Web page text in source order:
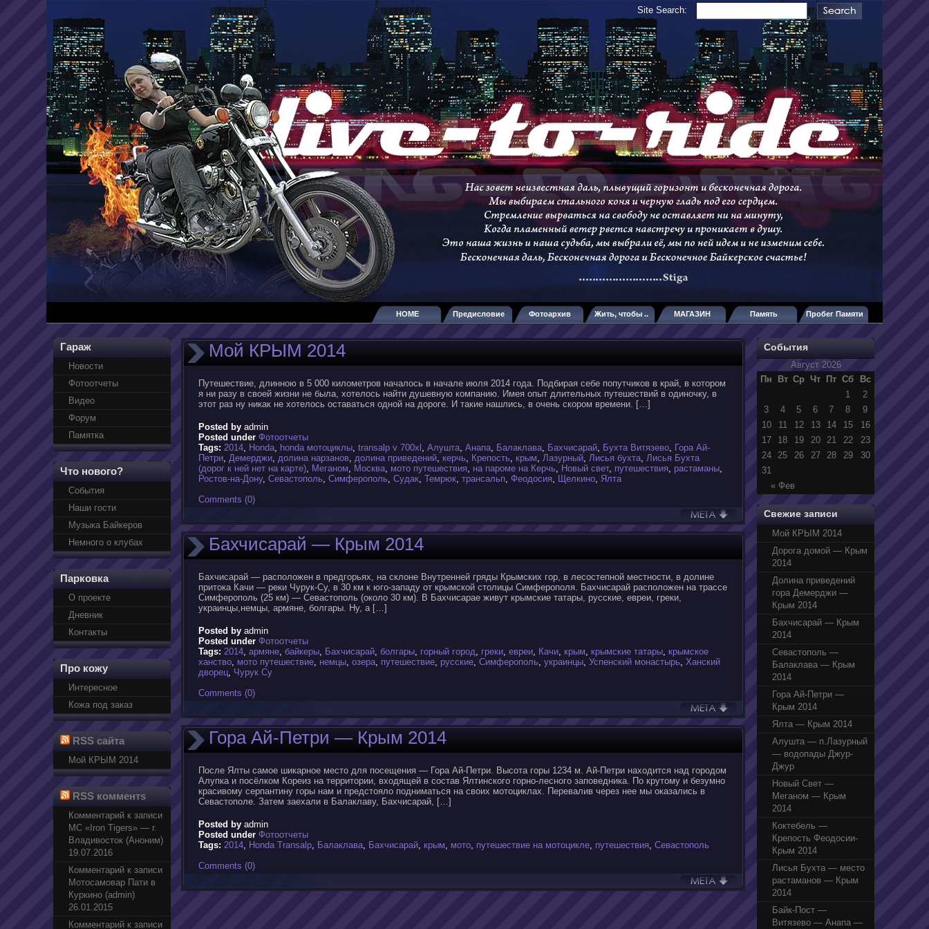
Site Search:
HOME Предисловие Фотоархив Жить, чтобы .. МАГАЗИН Память Пробег Памяти
Гараж
Новости
Фотоотчеты
Видео
Форум
Памятка
Что нового?
События
Наши гости
Музыка Байкеров
Немного о клубах
Парковка
О проекте
Дневник
Контакты
Про кожу
Интересное
Кожа под заказ
RSS сайта
Мой КРЫМ 2014
RSS комментs
Комментарий к записи
МС «Iron Tigers» — г.
Владивосток (Аноним)
19.07.2016
Комментарий к записи
Мотосамовар Пати в
Куркино (admin)
26.01.2015
Комментарий к записи
Мой КРЫМ 2014
Путешествие, длинною в 5 000 километров началось в начале июля 2014 года. Подбирая себе попутчиков в край, в котором
я ни разу в своей жизни не была, хотелось найти душевную компанию. Имея опыт длительных путешествий в одиночку, в
этот раз ну никак не хотелось оставаться одной на дороге. И такие нашлись, в очень скором времени. […]
Posted by admin
Posted under Фотоотчеты
Tags: 2014, Honda, honda мотоциклы, transalp v 700xl , Алушта, Анапа, Балаклава, Бахчисарай, Бухта Витязево, Гора Ай-
Петри, Демерджи, долина нарзанов, долина приведений, керчь, Крепость, крым, Лазурный, Лисья бухта, Лисья Бухта
(дорог к ней нет на карте), Меганом, Москва, мото путешествия, на пароме на Керчь, Новый свет, путешествия, растаманы,
Ростов-на-Дону, Севастополь, Симферополь, Судак, Темрюк, трансальп, Феодосия, Щелкино, Ялта
Comments (0)
Бахчисарай — Крым 2014
Бахчисарай — расположен в предгорьях, на склоне Внутренней гряды Крымских гор, в лесостепной местности, в долине
притока Качи — реки Чурук-Су, в 30 км к юго-западу от крымской столицы Симферополя. Бахчисарай расположен на трассе
Симферополь (25 км) — Севастополь (около 30 км). В Бахчисарае живут крымские татары, русские, евреи, греки,
украинцы,немцы, армяне, болгары. Ну, а […]
Posted by admin
Posted under Фотоотчеты
Tags: 2014, армяне, байкеры, Бахчисарай, болгары, горный город, греки, евреи, Качи, крым, крымские татары, крымское
ханство, мото путешествие, немцы, озера, путешествие, русские, Симферополь, украинцы, Успенский монастырь, Ханский
дворец, Чурук Су
Comments (0)
Гора Ай-Петри — Крым 2014
После Ялты самое шикарное место для посещения — Гора Ай-Петри. Высота горы 1234 м. Ай-Петри находится над городом
Алупка и посёлком Кореиз на территории, входящей в состав Ялтинского горно-лесного заповедника. По крутому и безумно
красивому серпантину горы нам и предстояло подниматься на своих мотоциклах. Перевалив через нее мы оказались в
Севастополе. Затем заехали в Балаклаву, Бахчисарай, […]
Posted by admin
Posted under Фотоотчеты
Tags: 2014, Honda Transalp, Балаклава, Бахчисарай, крым, мото, путешествие на мотоцикле, путешествия, Севастополь
Comments (0)
События
Август 2026
Пн
Вт Ср Чт Пт Сб Вс
« Фев
1
2
3
4 5 6 7 8
9
10
11 12 13 14 15
16
17
18 19 20 21 22
23
24
25 26 27 28 29
30
31
Свежие записи
Мой КРЫМ 2014
Дорога домой — Крым
2014
Долина приведений
гора Демерджи —
Крым 2014
Бахчисарай — Крым
2014
Севастополь —
Балаклава — Крым
2014
Гора Ай-Петри —
Крым 2014
Ялта — Крым 2014
Алушта — п.Лазурный
— водопады Джур-
Джур
Новый Свет —
Меганом — Крым
2014
Коктебель —
Крепость Феодосии-
Крым 2014
Лисья Бухта — место
растаманов — Крым
2014
Байк-Пост —
Витязево — Анапа —